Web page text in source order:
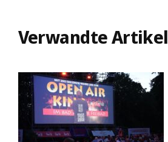
Verwandte Artikel